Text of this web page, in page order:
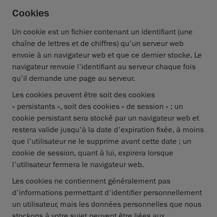
Cookies
Un cookie est un fichier contenant un identifiant (une
chaîne de lettres et de chiffres) qu'un serveur web
envoie à un navigateur web et que ce dernier stocke. Le
navigateur renvoie l'identifiant au serveur chaque fois
qu'il demande une page au serveur.
Les cookies peuvent être soit des cookies
« persistants », soit des cookies « de session » ; un
cookie persistant sera stocké par un navigateur web et
restera valide jusqu'à la date d'expiration fixée, à moins
que l'utilisateur ne le supprime avant cette date ; un
cookie de session, quant à lui, expirera lorsque
l'utilisateur fermera le navigateur web.
Les cookies ne contiennent généralement pas
d'informations permettant d'identifier personnellement
un utilisateur, mais les données personnelles que nous